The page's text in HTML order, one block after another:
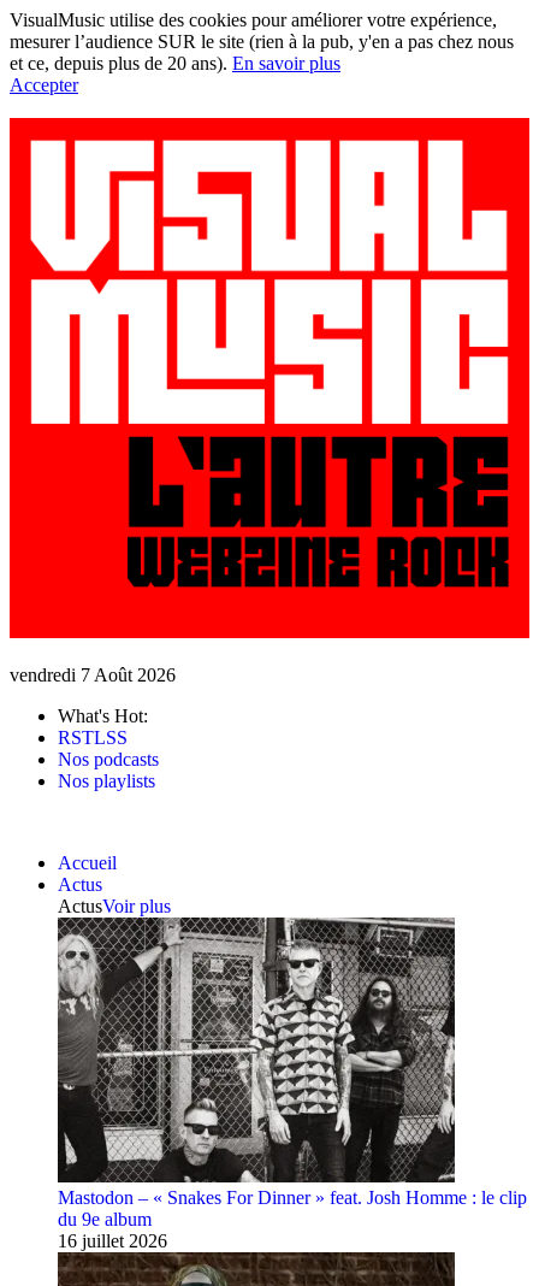
VisualMusic utilise des cookies pour améliorer votre expérience,
mesurer l’audience SUR le site (rien à la pub, y'en a pas chez nous
et ce, depuis plus de 20 ans). En savoir plus
Accepter
vendredi 7 Août 2026
What's Hot:
RSTLSS
Nos podcasts
Nos playlists
Accueil
Actus
ActusVoir plus
Mastodon – « Snakes For Dinner » feat. Josh Homme : le clip
du 9e album
16 juillet 2026